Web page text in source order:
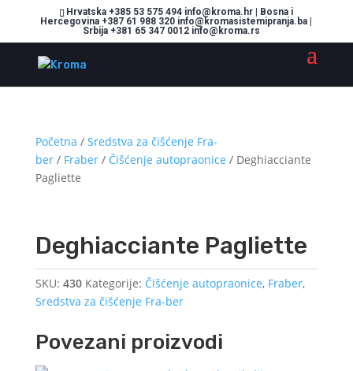
Hrvatska +385 53 575 494 info@kroma.hr | Bosna i
Hercegovina +387 61 988 320 info@kromasistemipranja.ba |
Srbija +381 65 347 0012 info@kroma.rs
Početna / Sredstva za čišćenje Fra-
ber/ Fraber/ Čišćenje autopraonice / Deghiacciante
Pagliette
Deghiacciante Pagliette
SKU: 430 Kategorije: Čišćenje autopraonice, Fraber,
Sredstva za čišćenje Fra-ber
Povezani proizvodi